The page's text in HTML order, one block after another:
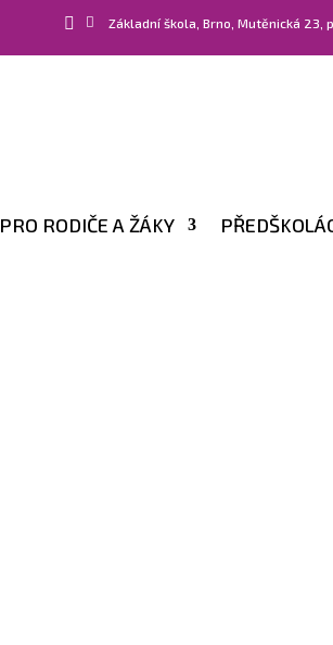
  Základní škola, Brno, Mutěnická 23,
PRO RODIČE A ŽÁKY